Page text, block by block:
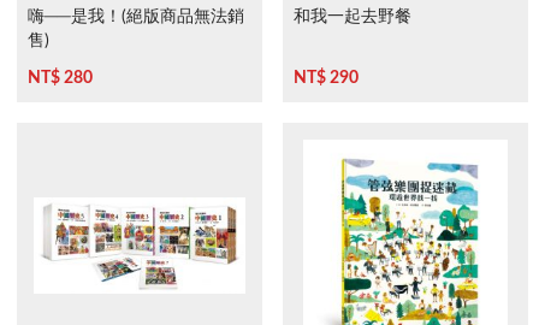
嗨──是我！(絕版商品無法銷
售)
NT$ 280
和我一起去野餐
NT$ 290